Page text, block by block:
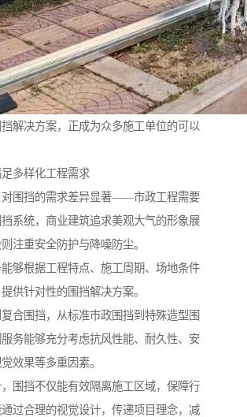
解决方案，正成为众多施工单位的可以
多样化工程需求
对围挡的需求差异显著——市政工程需要
系统，商业建筑追求美观大气的形象展
注重安全防护与降噪防尘。
够根据工程特点、施工周期、场地条件
供针对性的围挡解决方案。
合围挡，从标准市政围挡到特殊造型围
务能够充分考虑抗风性能、耐久性、安
效果等多重因素。
围挡不仅能有效隔离施工区域，保障行
过合理的视觉设计，传递项目理念，减